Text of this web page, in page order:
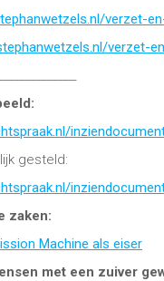
verzet-
verzet-
gesteld:
zaken:
Machine als eiser
met een zuiver